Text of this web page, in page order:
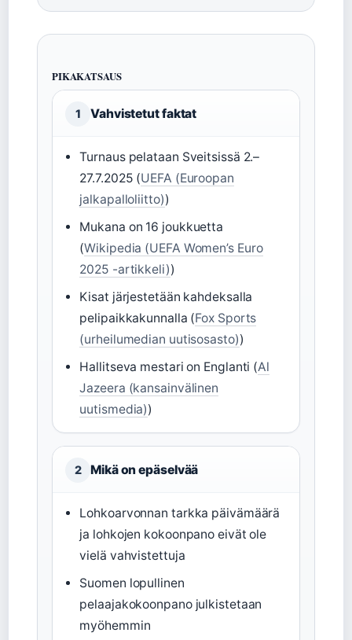
PIKAKATSAUS
1 Vahvistetut faktat
Turnaus pelataan Sveitsissä 2.–
27.7.2025 (UEFA (Euroopan
jalkapalloliitto))
Mukana on 16 joukkuetta
(Wikipedia (UEFA Women’s Euro
2025 -artikkeli))
Kisat järjestetään kahdeksalla
pelipaikkakunnalla (Fox Sports
(urheilumedian uutisosasto))
Hallitseva mestari on Englanti (Al
Jazeera (kansainvälinen
uutismedia))
2 Mikä on epäselvää
Lohkoarvonnan tarkka päivämäärä
ja lohkojen kokoonpano eivät ole
vielä vahvistettuja
Suomen lopullinen
pelaajakokoonpano julkistetaan
myöhemmin